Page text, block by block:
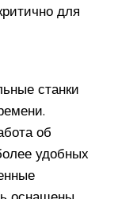
для
станки
об
удобных